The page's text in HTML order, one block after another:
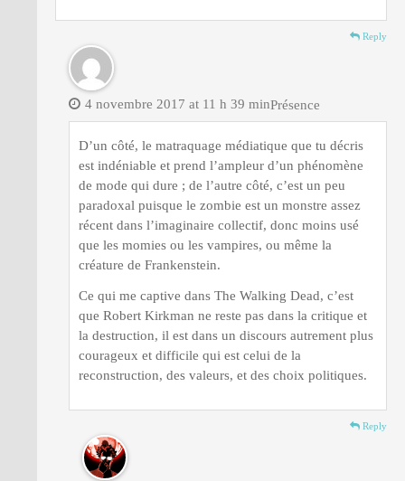
Reply
Présence
4 novembre 2017 at 11 h 39 min
D’un côté, le matraquage médiatique que tu décris
est indéniable et prend l’ampleur d’un phénomène
de mode qui dure ; de l’autre côté, c’est un peu
paradoxal puisque le zombie est un monstre assez
récent dans l’imaginaire collectif, donc moins usé
que les momies ou les vampires, ou même la
créature de Frankenstein.
Ce qui me captive dans The Walking Dead, c’est
que Robert Kirkman ne reste pas dans la critique et
la destruction, il est dans un discours autrement plus
courageux et difficile qui est celui de la
reconstruction, des valeurs, et des choix politiques.
Reply